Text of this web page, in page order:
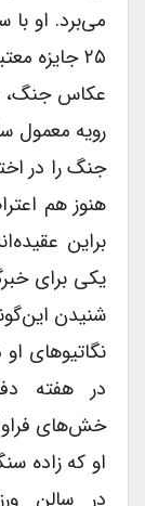
می‌برد. او با
۲۵ جایزه
عکاس جنگ،
رویه معمول
جنگ را در
هنوز هم
براین
یکى براى
شنیدن
نگاتیوهاى
در هفته
خش‌های
او که زاده
در سالن